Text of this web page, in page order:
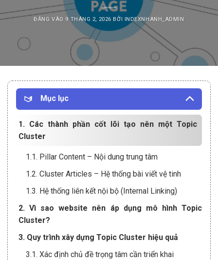
ĐĂNG VÀO 9 THÁNG 2, 2026 BỞI INDEXNHANH_ADMIN
Mục lục
1. Các thành phần cốt lõi tạo nên một Topic
Cluster
1.1. Pillar Content – Nội dung trung tâm
1.2. Cluster Articles – Hệ thống bài viết vệ tinh
1.3. Hệ thống liên kết nội bộ (Internal Linking)
2. Vì sao website nên áp dụng mô hình Topic
Cluster?
3. Quy trình xây dựng Topic Cluster hiệu quả
3.1. Xác định chủ đề trọng tâm cần triển khai